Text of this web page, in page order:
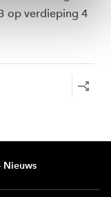
op verdieping 4
Nieuws